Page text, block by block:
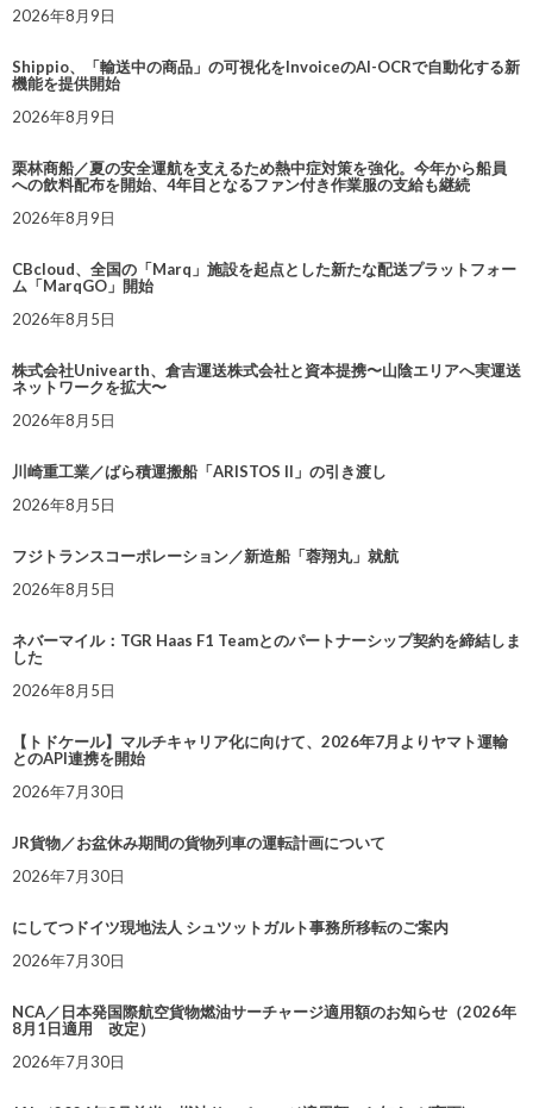
2026年8月9日
Shippio、「輸送中の商品」の可視化をInvoiceのAI-OCRで自動化する新
機能を提供開始
2026年8月9日
栗林商船／夏の安全運航を支えるため熱中症対策を強化。今年から船員
への飲料配布を開始、4年目となるファン付き作業服の支給も継続
2026年8月9日
CBcloud、全国の「Marq」施設を起点とした新たな配送プラットフォー
ム「MarqGO」開始
2026年8月5日
株式会社Univearth、倉吉運送株式会社と資本提携〜山陰エリアへ実運送
ネットワークを拡大〜
2026年8月5日
川崎重工業／ばら積運搬船「ARISTOS II」の引き渡し
2026年8月5日
フジトランスコーポレーション／新造船「蓉翔丸」就航
2026年8月5日
ネバーマイル：TGR Haas F1 Teamとのパートナーシップ契約を締結しま
した
2026年8月5日
【トドケール】マルチキャリア化に向けて、2026年7月よりヤマト運輸
とのAPI連携を開始
2026年7月30日
JR貨物／お盆休み期間の貨物列車の運転計画について
2026年7月30日
にしてつドイツ現地法人 シュツットガルト事務所移転のご案内
2026年7月30日
NCA／日本発国際航空貨物燃油サーチャージ適用額のお知らせ（2026年
8月1日適用 改定）
2026年7月30日